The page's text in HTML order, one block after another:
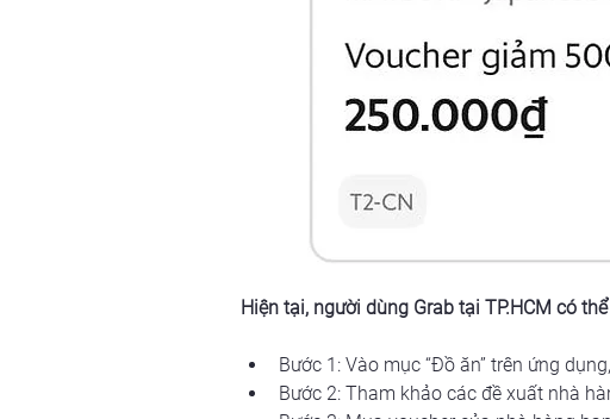
Hiện tại, người dùng Grab tại TP.HCM có
Bước 1: Vào mục “Đồ ăn” trên ứng
Bước 2: Tham khảo các đề xuất nhà